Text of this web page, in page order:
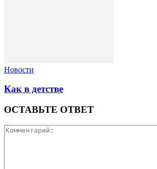
Новости
Как в детстве
ОСТАВЬТЕ ОТВЕТ